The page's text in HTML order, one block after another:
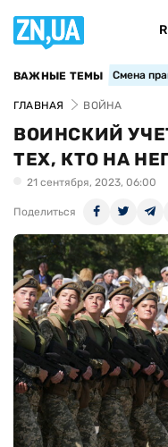
ВАЖНЫЕ ТЕМЫ Смена
ГЛАВНАЯ ВОЙНА
ВОИНСКИЙ
ТЕХ, КТО НА
21 сентября, 2023, 06:00
Поделиться